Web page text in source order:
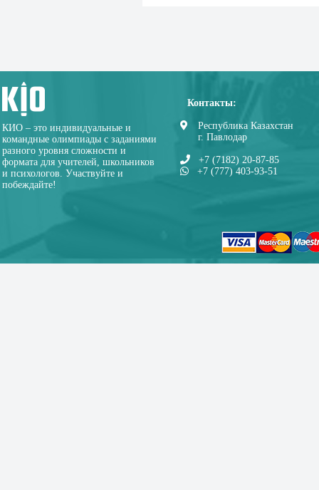
КИО – это индивидуальные и
командные олимпиады с заданиями
разного уровня сложности и
формата для учителей, школьников
и психологов. Участвуйте и
побеждайте!
Контакты:
Республика Казахстан
г. Павлодар
+7 (7182) 20-87-85
+7 (777) 403-93-51